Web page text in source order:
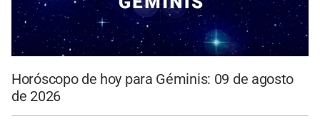
Horóscopo de hoy para Géminis: 09 de agosto
de 2026